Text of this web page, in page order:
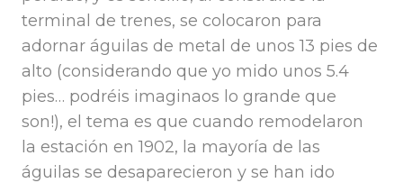
terminal de trenes, se colocaron para
adornar águilas de metal de unos 13 pies de
alto (considerando que yo mido unos 5.4
pies… podréis imaginaos lo grande que
son!), el tema es que cuando remodelaron
la estación en 1902, la mayoría de las
águilas se desaparecieron y se han ido